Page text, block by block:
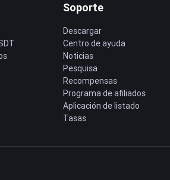
Soporte
Descargar
Centro de ayuda
Noticias
Pesquisa
Recompensas
Programa de afiliados
Aplicación de listado
Tasas